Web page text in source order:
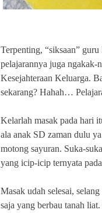
Terpenting, “siksaan”
pelajarannya juga
Kesejahteraan Keluarga.
sekarang? Hahah…
Kelarlah masak pada hari
ala anak SD zaman dulu
motong sayuran. Suka-
yang icip-icip ternyata
Masak udah selesai,
saja yang berbau tanah